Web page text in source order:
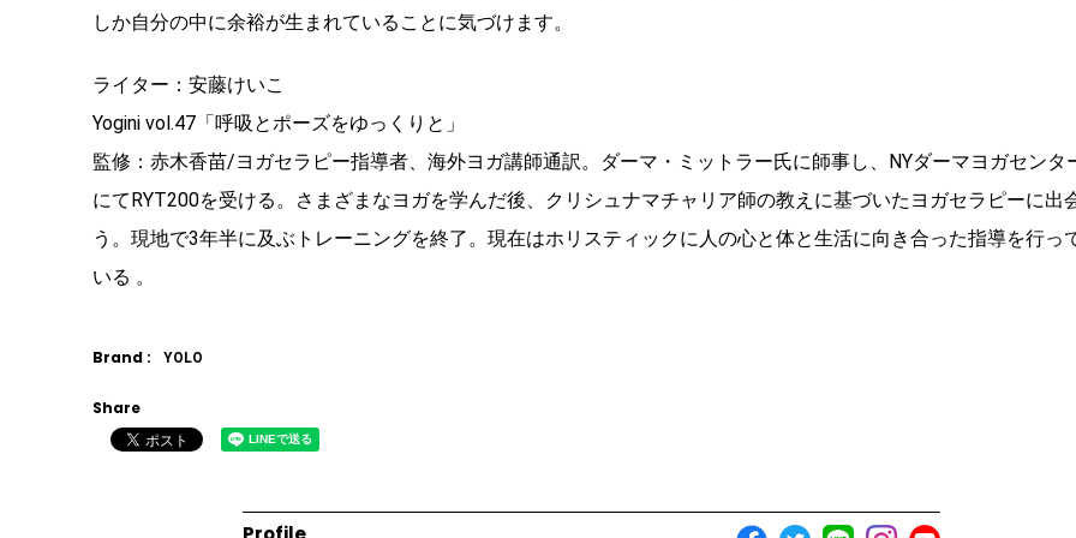
しか自分の中に余裕が生まれていることに気づけます。
ライター：安藤けいこ
Yogini vol.47「呼吸とポーズをゆっくりと」
監修：赤木香苗/ヨガセラピー指導者、海外ヨガ講師通訳。ダーマ・ミットラー氏に師事し、NYダーマヨガセンタ
にてRYT200を受ける。さまざまなヨガを学んだ後、クリシュナマチャリア師の教えに基づいたヨガセラピーに出
う。現地で3年半に及ぶトレーニングを終了。現在はホリスティックに人の心と体と生活に向き合った指導を行っ
いる 。
Brand : YOLO
Share